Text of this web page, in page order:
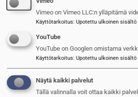
Kuva
Vimeo on Vimeo LLC:n ylläpitämä
Käyttötarkoitus: Upotettu ulkoinen sisältö
YouTube
YouTube on Googlen omistama
Käyttötarkoitus: Upotettu ulkoinen sisältö
Näytä kaikki palvelut
Tällä valinnalla voit ottaa kaikki